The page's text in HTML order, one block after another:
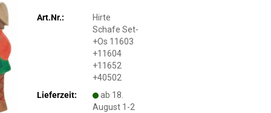
Art.Nr.:
Hirte
Schafe Set-
+Os 11603
+11604
+11652
+40502
Lieferzeit:
ab 18.
August 1-2